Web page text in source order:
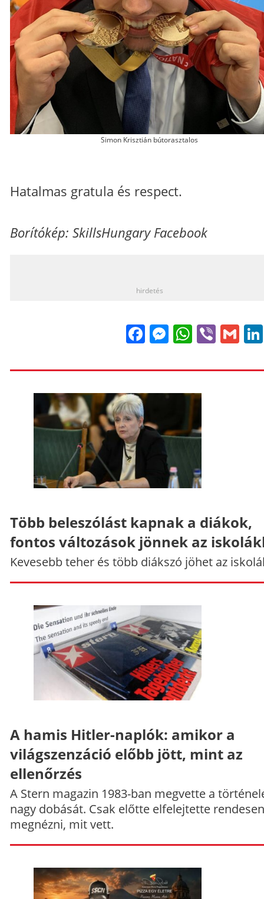
Simon Krisztián bútorasztalos
Hatalmas gratula és respect.
Borítókép: SkillsHungary Facebook
hirdetés
FacebookViber
Több beleszólást kapnak a diákok,
fontos változások jönnek az
Kevesebb teher és több diákszó jöhet az
A hamis Hitler-naplók: amikor a
világszenzáció előbb jött, mint az
ellenőrzés
A Stern magazin 1983-ban megvette a
nagy dobását. Csak előtte elfelejtette rendesen
megnézni, mit vett.